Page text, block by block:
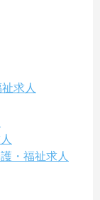
求人
・福祉求人